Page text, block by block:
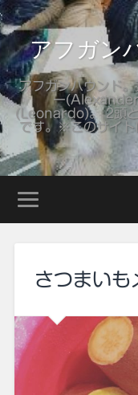
アフガン
アフガンハウンド
ー
(Leonardo)。 2頭
です。※このサイト
さつまいも